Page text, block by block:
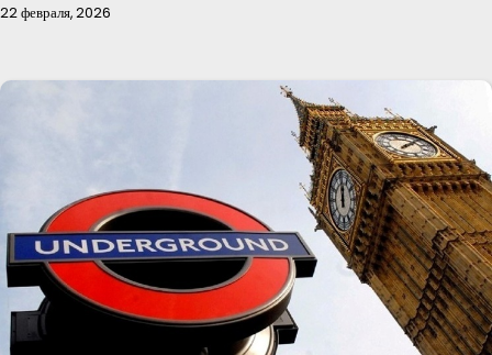
22 февраля, 2026